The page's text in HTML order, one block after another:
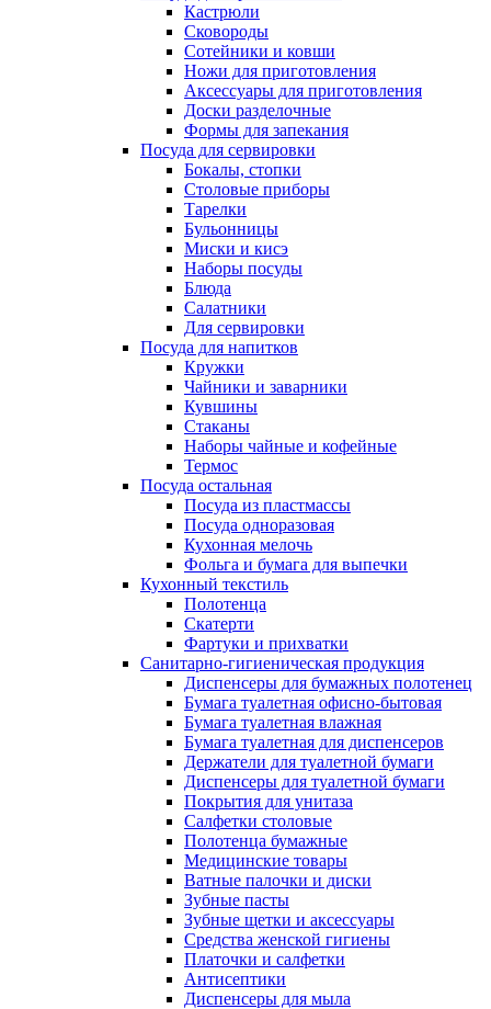
Кастрюли
Сковороды
Сотейники и ковши
Ножи для приготовления
Аксессуары для приготовления
Доски разделочные
Формы для запекания
Посуда для сервировки
Бокалы, стопки
Столовые приборы
Тарелки
Бульонницы
Миски и кисэ
Наборы посуды
Блюда
Салатники
Для сервировки
Посуда для напитков
Кружки
Чайники и заварники
Кувшины
Стаканы
Наборы чайные и кофейные
Термос
Посуда остальная
Посуда из пластмассы
Посуда одноразовая
Кухонная мелочь
Фольга и бумага для выпечки
Кухонный текстиль
Полотенца
Скатерти
Фартуки и прихватки
Санитарно-гигиеническая продукция
Диспенсеры для бумажных полотенец
Бумага туалетная офисно-бытовая
Бумага туалетная влажная
Бумага туалетная для диспенсеров
Держатели для туалетной бумаги
Диспенсеры для туалетной бумаги
Покрытия для унитаза
Салфетки столовые
Полотенца бумажные
Медицинские товары
Ватные палочки и диски
Зубные пасты
Зубные щетки и аксессуары
Средства женской гигиены
Платочки и салфетки
Антисептики
Диспенсеры для мыла